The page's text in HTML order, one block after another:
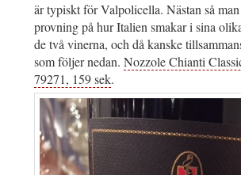
är typiskt för Valpolicella. Nästan så
provning på hur Italien smakar i sina
de två vinerna, och då kanske
som följer nedan. Nozzole Chianti
79271, 159 sek.